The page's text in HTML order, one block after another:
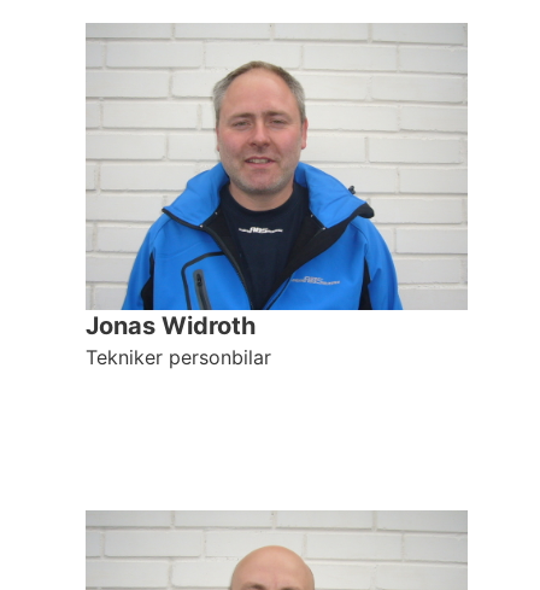
Jonas Widroth
Tekniker personbilar